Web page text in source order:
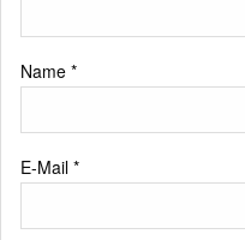
Name *
E-Mail *